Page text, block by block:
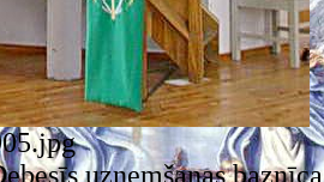
uzņemšanas baznīca